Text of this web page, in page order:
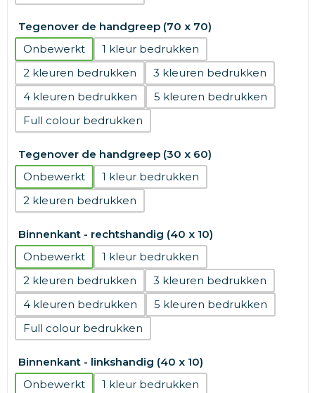
Tegenover de handgreep (70 x 70)
Onbewerkt
1
2
3
4
5
Full colour
Tegenover de handgreep (30 x 60)
Onbewerkt
1
2
Binnenkant - rechtshandig (40 x 10)
Onbewerkt
1
2
3
4
5
Full colour
Binnenkant - linkshandig (40 x 10)
Onbewerkt
1